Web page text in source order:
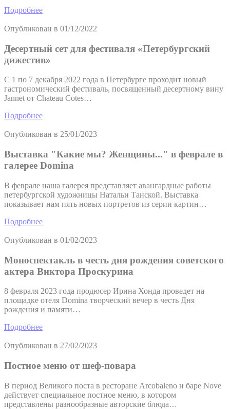
Подробнее
Опубликован в 01/12/2022
Десертный сет для фестиваля «Петербургский
дижестив»
С 1 по 7 декабря 2022 года в Петербурге проходит новый
гастрономический фестиваль, посвященный десертному вину
Jannet от Chateau Cotes…
Подробнее
Опубликован в 25/01/2023
Выставка "Какие мы? Женщины..." в феврале в
галерее Domina
В феврале наша галерея представляет авангардные работы
петербургской художницы Натальи Танской. Выставка
показывает нам пять новых портретов из серии картин…
Подробнее
Опубликован в 01/02/2023
Моноспектакль в честь дня рождения советского
актера Виктора Проскурина
8 февраля 2023 года продюсер Ирина Хонда проведет на
площадке отеля Domina творческий вечер в честь Дня
рождения и памяти…
Подробнее
Опубликован в 27/02/2023
Постное меню от шеф-повара
В период Великого поста в ресторане Arcobaleno и баре Nove
действует специальное постное меню, в котором
представлены разнообразные авторские блюда…